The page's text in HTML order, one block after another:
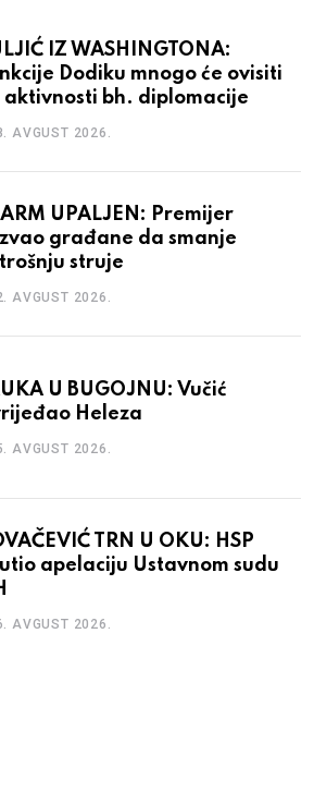
IZ WASHINGTONA:
Dodiku mnogo će ovisiti
aktivnosti bh. diplomacije
AVGUST 2026.
UPALJEN: Premijer
građane da smanje
struje
AVGUST 2026.
U BUGOJNU: Vučić
Heleza
AVGUST 2026.
TRN U OKU: HSP
apelaciju Ustavnom sudu
AVGUST 2026.